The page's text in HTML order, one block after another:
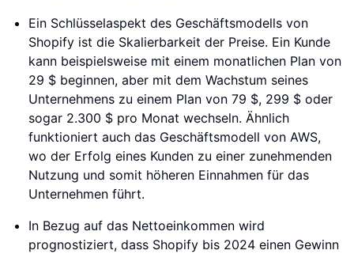
Ein Schlüsselaspekt des Geschäftsmodells von
Shopify ist die Skalierbarkeit der Preise. Ein Kunde
kann beispielsweise mit einem monatlichen Plan von
29 $ beginnen, aber mit dem Wachstum seines
Unternehmens zu einem Plan von 79 $, 299 $ oder
sogar 2.300 $ pro Monat wechseln. Ähnlich
funktioniert auch das Geschäftsmodell von AWS,
wo der Erfolg eines Kunden zu einer zunehmenden
Nutzung und somit höheren Einnahmen für das
Unternehmen führt.
In Bezug auf das Nettoeinkommen wird
prognostiziert, dass Shopify bis 2024 einen Gewinn